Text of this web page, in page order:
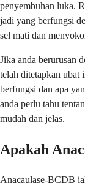
penyembuhan luka.
jadi yang berfungsi
sel mati dan
Jika anda berurusan
telah ditetapkan ubat
berfungsi dan apa
anda perlu tahu
mudah dan jelas.
Apakah
Anacaulase-BCDB